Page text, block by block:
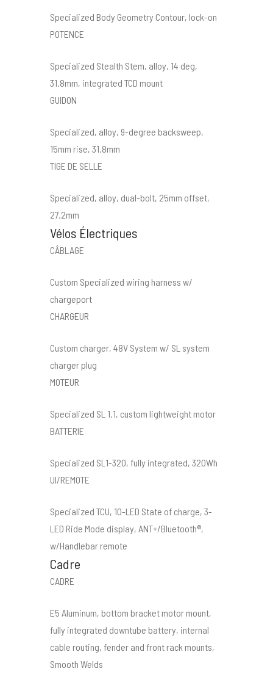
Specialized Body Geometry Contour, lock-on
POTENCE
Specialized Stealth Stem, alloy, 14 deg,
31.8mm, integrated TCD mount
GUIDON
Specialized, alloy, 9-degree backsweep,
15mm rise, 31.8mm
TIGE DE SELLE
Specialized, alloy, dual-bolt, 25mm offset,
27.2mm
Vélos Électriques
CÂBLAGE
Custom Specialized wiring harness w/
chargeport
CHARGEUR
Custom charger, 48V System w/ SL system
charger plug
MOTEUR
Specialized SL 1.1, custom lightweight motor
BATTERIE
Specialized SL1-320, fully integrated, 320Wh
UI/REMOTE
Specialized TCU, 10-LED State of charge, 3-
LED Ride Mode display, ANT+/Bluetooth®,
w/Handlebar remote
Cadre
CADRE
E5 Aluminum, bottom bracket motor mount,
fully integrated downtube battery, internal
cable routing, fender and front rack mounts,
Smooth Welds